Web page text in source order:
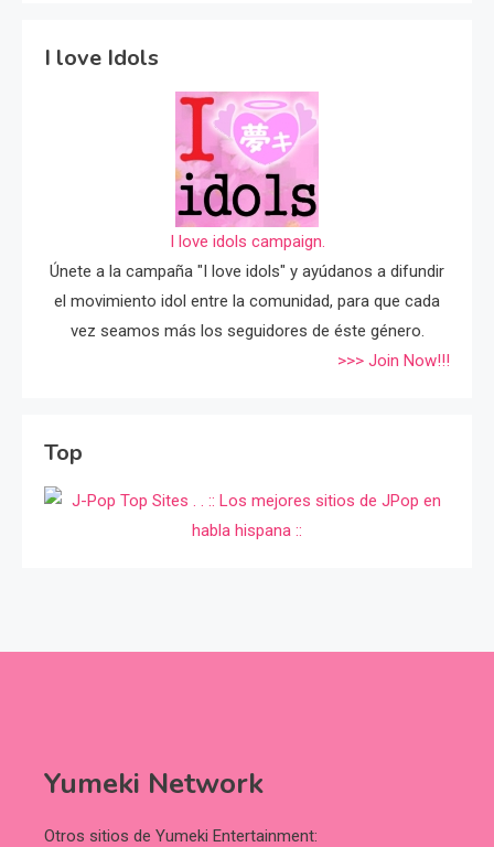
I love Idols
I love idols campaign.
Únete a la campaña "I love idols" y ayúdanos a difundir
el movimiento idol entre la comunidad, para que cada
vez seamos más los seguidores de éste género.
>>> Join Now!!!
Top
Yumeki Network
Otros sitios de Yumeki Entertainment: